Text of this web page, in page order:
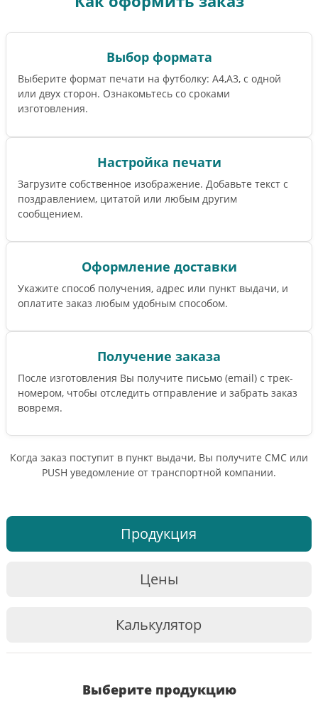
Выбор формата
Выберите формат печати на футболку: А4,А3, с одной
или двух сторон. Ознакомьтесь со сроками
изготовления.
Настройка печати
Загрузите собственное изображение. Добавьте текст с
поздравлением, цитатой или любым другим
сообщением.
Оформление доставки
Укажите способ получения, адрес или пункт выдачи, и
оплатите заказ любым удобным способом.
Получение заказа
После изготовления Вы получите письмо (email) c трек-
номером, чтобы отследить отправление и забрать заказ
вовремя.
Когда заказ поступит в пункт выдачи, Вы получите СМС или
PUSH уведомление от транспортной компании.
Продукция
Цены
Калькулятор
Выберите продукцию